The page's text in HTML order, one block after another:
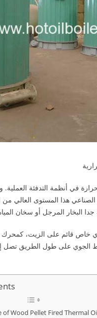
هذا المستوى العالي من
البخار المرجل أو سخان
قائم على الزيت، كمحرك
of Wood Pellet Fired Thermal